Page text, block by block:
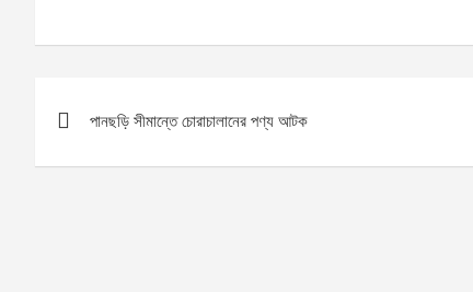
navigation
পানছড়ি সীমান্তে চোরাচালানের পণ্য আটক